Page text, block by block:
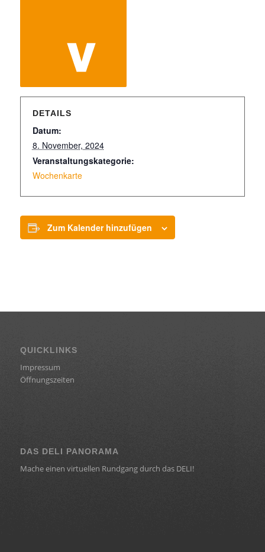
DETAILS
Datum:
8. November, 2024
Veranstaltungskategorie:
Wochenkarte
Zum Kalender hinzufügen
QUICKLINKS
Impressum
Öffnungszeiten
DAS DELI PANORAMA
Mache einen virtuellen Rundgang durch das DELI!